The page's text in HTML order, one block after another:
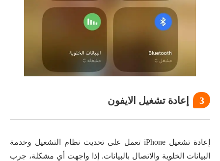
3 إعادة تشغيل الايفون
إعادة تشغيل iPhone تعمل على تحديث نظام التشغيل وخدمة
البيانات الخلوية والاتصال بالبيانات. إذا واجهت أي مشكلة، جرب